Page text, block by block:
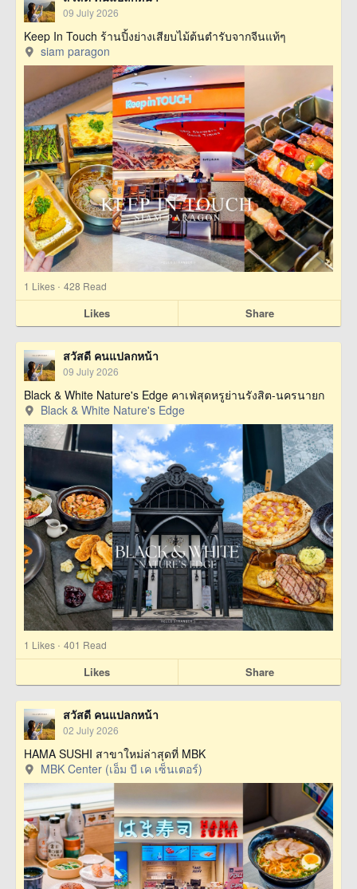
09 July 2026
Keep In Touch ร้านปิ้งย่างเสียบไม้ต้นตำรับจากจีนแท้ๆ
siam paragon
1 Likes · 428 Read
Likes Share
สวัสดี คนแปลกหน้า
09 July 2026
Black & White Nature's Edge คาเฟ่สุดหรูย่านรังสิต-นครนายก
Black & White Nature's Edge
1 Likes · 401 Read
Likes Share
สวัสดี คนแปลกหน้า
02 July 2026
HAMA SUSHI สาขาใหม่ล่าสุดที่ MBK
MBK Center (เอ็ม บี เค เซ็นเตอร์)